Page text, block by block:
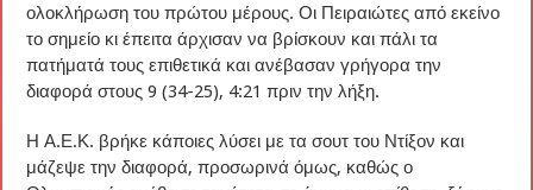
ολοκλήρωση του πρώτου μέρους. Οι Πειραιώτες από εκείνο
το σημείο κι έπειτα άρχισαν να βρίσκουν και πάλι τα
πατήματά τους επιθετικά και ανέβασαν γρήγορα την
διαφορά στους 9 (34-25), 4:21 πριν την λήξη.
Η Α.Ε.Κ. βρήκε κάποιες λύσει με τα σουτ του Ντίξον και
μάζεψε την διαφορά, προσωρινά όμως, καθώς ο